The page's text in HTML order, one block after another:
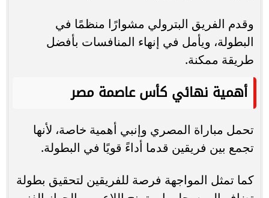
وقدم الفريق البترولي مشوارًا منظمًا في
البطولة، ويأمل في إنهاء المنافسات بأفضل
طريقة ممكنة.
أهمية نهائي كأس عاصمة مصر
تحمل مباراة المصري وإنبي أهمية خاصة، لأنها
تجمع بين فريقين قدما أداءً قويًا في البطولة.
كما تمثل المواجهة فرصة للفريقين لتحقيق بطولة